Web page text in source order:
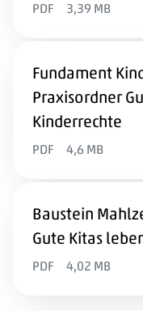
PDF 3,39 MB
Fundament
Praxisordner
Kinderrechte
PDF 4,6 MB
Baustein
Gute Kitas
PDF 4,02 MB